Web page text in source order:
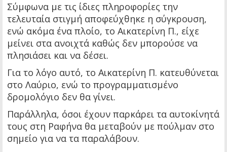
Σύμφωνα με τις ίδιες πληροφορίες την
τελευταία στιγμή αποφεύχθηκε η σύγκρουση,
ενώ ακόμα ένα πλοίο, το Αικατερίνη Π., είχε
μείνει στα ανοιχτά καθώς δεν μπορούσε να
πλησιάσει και να δέσει.
Για το λόγο αυτό, το Αικατερίνη Π. κατευθύνεται
στο Λαύριο, ενώ το προγραμματισμένο
δρομολόγιο δεν θα γίνει.
Παράλληλα, όσοι έχουν παρκάρει τα αυτοκίνητά
τους στη Ραφήνα θα μεταβούν με πούλμαν στο
σημείο για να τα παραλάβουν.